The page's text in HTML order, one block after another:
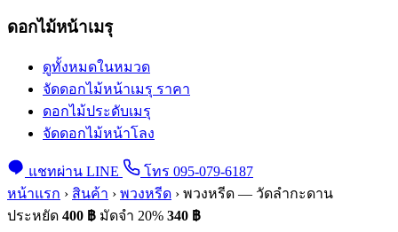
ดอกไม้หน้าเมรุ
ดูทั้งหมดในหมวด
จัดดอกไม้หน้าเมรุ ราคา
ดอกไม้ประดับเมรุ
จัดดอกไม้หน้าโลง
แชทผ่าน LINE
โทร 095-079-6187
หน้าแรก › สินค้า › พวงหรีด › พวงหรีด — วัดลำกะดาน
ประหยัด 400 ฿ มัดจำ 20% 340 ฿